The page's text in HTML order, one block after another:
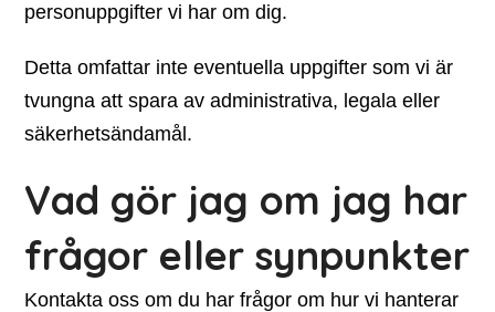
personuppgifter vi har om dig.
Detta omfattar inte eventuella uppgifter som vi är
tvungna att spara av administrativa, legala eller
säkerhetsändamål.
Vad gör jag om jag har
frågor eller synpunkter
Kontakta oss om du har frågor om hur vi hanterar